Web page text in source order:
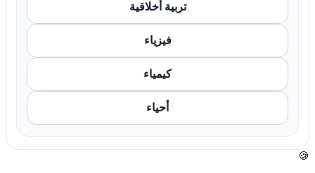
تربية أخلاقية
فيزياء
كيمياء
أحياء
🍪